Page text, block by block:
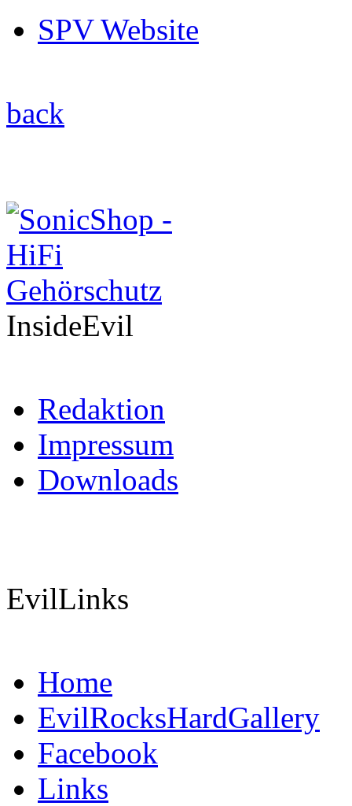
SPV Website
back
InsideEvil
Redaktion
Impressum
Downloads
EvilLinks
Home
EvilRocksHardGallery
Facebook
Links